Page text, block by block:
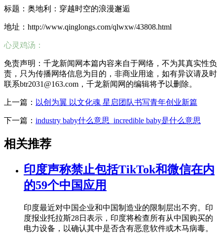
标题：奥地利：穿越时空的浪漫邂逅
地址：http://www.qinglongs.com/qlwxw/43808.html
心灵鸡汤：
免责声明：千龙新闻网本篇内容来自于网络，不为其真实性负
责，只为传播网络信息为目的，非商业用途，如有异议请及时
联系btr2031@163.com，千龙新闻网的编辑将予以删除。
上一篇： 以创为翼 以文化魂 星启团队书写青年创业新篇
下一篇： industry baby什么意思_incredible baby是什么意思
相关推荐
印度声称禁止包括TikTok和微信在内
的59个中国应用
印度最近对中国企业和中国制造业的限制层出不穷。印
度报业托拉斯28日表示，印度将检查所有从中国购买的
电力设备，以确认其中是否含有恶意软件或木马病毒。